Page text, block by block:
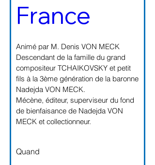
France
Animé par M. Denis VON MECK
Descendant de la famille du grand
compositeur TCHAIKOVSKY et petit
fils à la 3ème génération de la baronne
Nadejda VON MECK.
Mécène, éditeur, superviseur du fond
de bienfaisance de Nadejda VON
Quand